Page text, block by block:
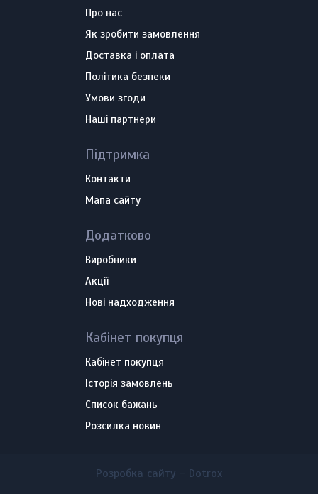
Про нас
Як зробити замовлення
Доставка і оплата
Політика безпеки
Умови згоди
Наші партнери
Підтримка
Контакти
Мапа сайту
Додатково
Виробники
Акції
Нові надходження
Кабінет покупця
Кабінет покупця
Історія замовлень
Список бажань
Розсилка новин
Розробка сайту - Dotrox